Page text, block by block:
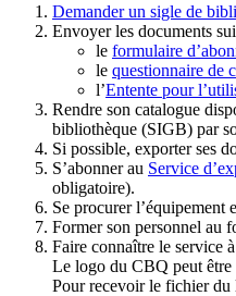
Demander un sigle de
Envoyer les documents
le formulaire
le questionnaire de
l’Entente pour
Rendre son catalogue
bibliothèque (SIGB) par
Si possible, exporter ses
S’abonner au Service
obligatoire).
Se procurer l’équipement
Former son personnel au
Faire connaître le service
Le logo du CBQ peut être
Pour recevoir le fichier du